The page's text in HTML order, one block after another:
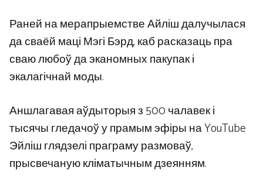
Раней на мерапрыемстве Айліш далучылася
да сваёй маці Мэгі Бэрд, каб расказаць пра
сваю любоў да эканомных пакупак і
экалагічнай моды.
Аншлагавая аўдыторыя з 500 чалавек і
тысячы гледачоў у прамым эфіры на YouTube
Эйліш глядзелі праграму размоваў,
прысвечаную кліматычным дзеянням.